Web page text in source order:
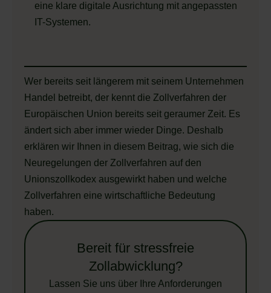
eine klare digitale Ausrichtung mit angepassten
IT-Systemen.
Wer bereits seit längerem mit seinem Unternehmen
Handel betreibt, der kennt die Zollverfahren der
Europäischen Union bereits seit geraumer Zeit. Es
ändert sich aber immer wieder Dinge. Deshalb
erklären wir Ihnen in diesem Beitrag, wie sich die
Neuregelungen der Zollverfahren auf den
Unionszollkodex ausgewirkt haben und welche
Zollverfahren eine wirtschaftliche Bedeutung
haben.
Bereit für stressfreie
Zollabwicklung?
Lassen Sie uns über Ihre Anforderungen